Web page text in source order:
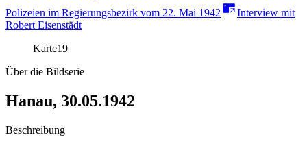
Polizeien im Regierungsbezirk vom 22. Mai 1942
Interview mit
Robert Eisenstädt
Karte19
Über die Bildserie
Hanau, 30.05.1942
Beschreibung